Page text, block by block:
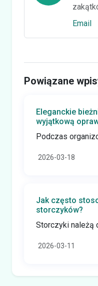
Email
Powiązane
Eleganckie
wyjątkową
Podczas
2026-03-18
Jak często
storczyków?
Storczyki należą
2026-03-11